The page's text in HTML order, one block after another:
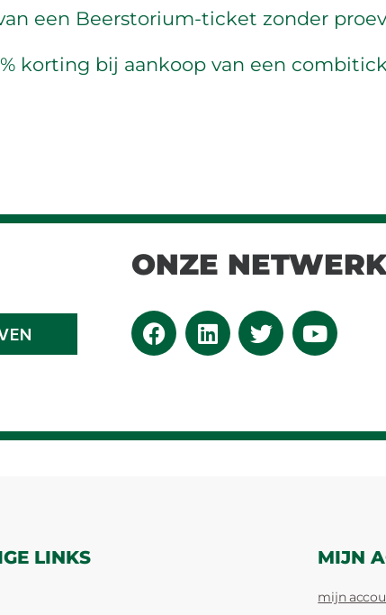
een Beerstorium-ticket zonder
korting bij aankoop van een
ONZE
LINKS MIJN
mijn